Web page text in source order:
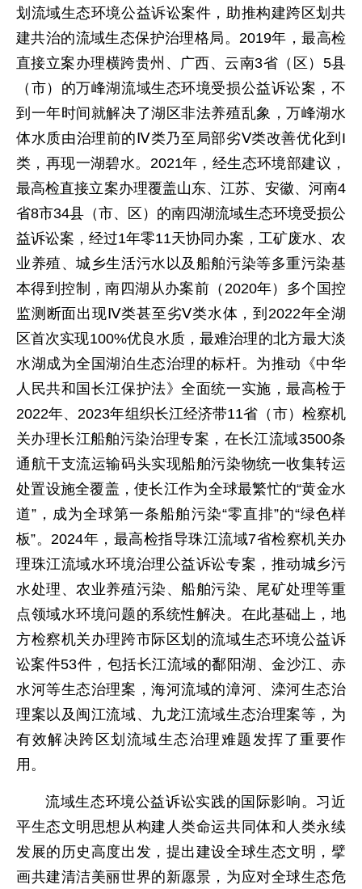
划流域生态环境公益诉讼案件，助推构建跨区划共
建共治的流域生态保护治理格局。2019年，最高检
直接立案办理横跨贵州、广西、云南3省（区）5县
（市）的万峰湖流域生态环境受损公益诉讼案，不
到一年时间就解决了湖区非法养殖乱象，万峰湖水
体水质由治理前的Ⅳ类乃至局部劣Ⅴ类改善优化到I
类，再现一湖碧水。2021年，经生态环境部建议，
最高检直接立案办理覆盖山东、江苏、安徽、河南4
省8市34县（市、区）的南四湖流域生态环境受损公
益诉讼案，经过1年零11天协同办案，工矿废水、农
业养殖、城乡生活污水以及船舶污染等多重污染基
本得到控制，南四湖从办案前（2020年）多个国控
监测断面出现Ⅳ类甚至劣Ⅴ类水体，到2022年全湖
区首次实现100%优良水质，最难治理的北方最大淡
水湖成为全国湖泊生态治理的标杆。为推动《中华
人民共和国长江保护法》全面统一实施，最高检于
2022年、2023年组织长江经济带11省（市）检察机
关办理长江船舶污染治理专案，在长江流域3500条
通航干支流运输码头实现船舶污染物统一收集转运
处置设施全覆盖，使长江作为全球最繁忙的“黄金水
道”，成为全球第一条船舶污染“零直排”的“绿色样
板”。2024年，最高检指导珠江流域7省检察机关办
理珠江流域水环境治理公益诉讼专案，推动城乡污
水处理、农业养殖污染、船舶污染、尾矿处理等重
点领域水环境问题的系统性解决。在此基础上，地
方检察机关办理跨市际区划的流域生态环境公益诉
讼案件53件，包括长江流域的鄱阳湖、金沙江、赤
水河等生态治理案，海河流域的漳河、滦河生态治
理案以及闽江流域、九龙江流域生态治理案等，为
有效解决跨区划流域生态治理难题发挥了重要作
用。
流域生态环境公益诉讼实践的国际影响。习近
平生态文明思想从构建人类命运共同体和人类永续
发展的历史高度出发，提出建设全球生态文明，擘
画共建清洁美丽世界的新愿景，为应对全球生态危